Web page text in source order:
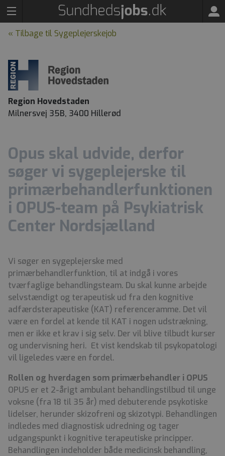
« Tilbage til Sygeplejerskejob
Region Hovedstaden
Milnersvej 35B, 3400 Hillerød
Opus skal udvide, derfor
søger vi sygeplejerske til
primærbehandlerfunktionen
i OPUS-team på Psykiatrisk
Center Nordsjælland
Vi søger en sygeplejerske med
primærbehandlerfunktion, til at indgå i vores
tværfaglige behandlingsteam. Du skal kunne arbejde
selvstændigt og terapeutisk ud fra den kognitive
adfærdsterapeutiske (KAT) referenceramme. Det vil
være en fordel at kende til KAT i nogen udstrækning,
men er ikke et krav i sig selv. Der vil blive tilbudt kurser
og undervisning heri. Et vist kendskab til psykopatologi
vil ligeledes være en fordel.
Rollen og hverdagen som primærbehandler i OPUS
OPUS er et 2-årigt ambulant behandlingstilbud til unge
voksne (fra 18 til 35 år) med debuterende psykotiske
lidelser, herunder skizofreni og skizotypi. Behandlingen
indledes med diagnostisk udredning og tager
udgangspunkt i kognitive terapeutiske principper.
Behandlingen indeholder både medicinsk behandling,